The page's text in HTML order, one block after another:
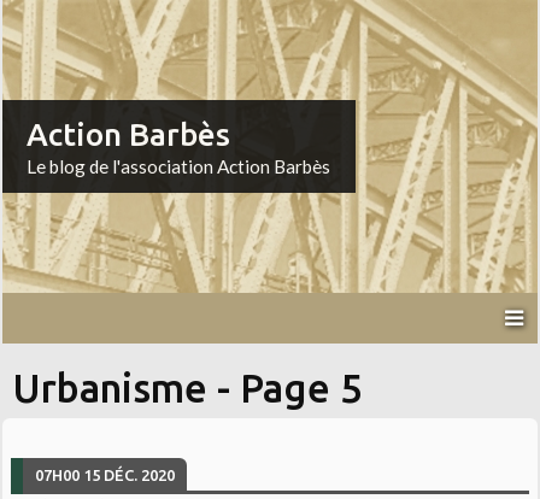
Action Barbès
Le blog de l'association Action Barbès
Urbanisme - Page 5
07H00 15 DÉC. 2020